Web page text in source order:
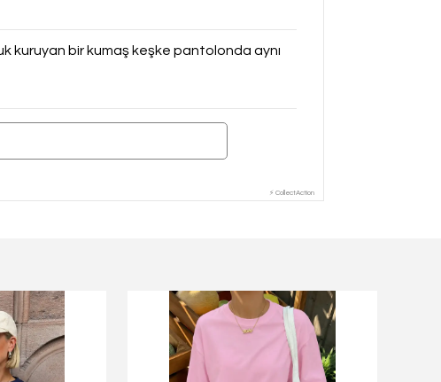
kuruyan bir kumaş keşke pantolonda aynı
⚡ CollectAction